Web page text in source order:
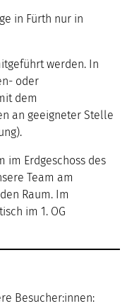
in Fürth nur in
werden. In
oder
dem
an geeigneter Stelle
im Erdgeschoss des
Team am
Raum. Im
im 1. OG
Besucher:innen: